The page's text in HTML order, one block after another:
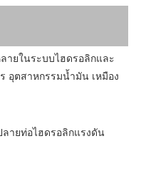
ายในระบบไฮดรอลิกและ
อุตสาหกรรมน้ำมัน เหมือง